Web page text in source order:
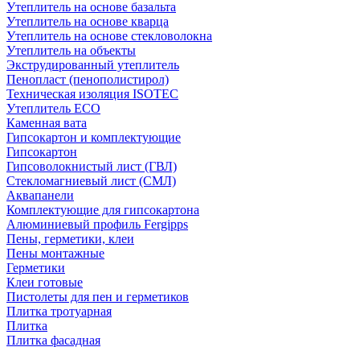
Утеплитель на основе базальта
Утеплитель на основе кварца
Утеплитель на основе стекловолокна
Утеплитель на объекты
Экструдированный утеплитель
Пенопласт (пенополистирол)
Техническая изоляция ISOTEC
Утеплитель ECO
Каменная вата
Гипсокартон и комплектующие
Гипсокартон
Гипсоволокнистый лист (ГВЛ)
Стекломагниевый лист (СМЛ)
Аквапанели
Комплектующие для гипсокартона
Алюминиевый профиль Fergipps
Пены, герметики, клеи
Пены монтажные
Герметики
Клеи готовые
Пистолеты для пен и герметиков
Плитка тротуарная
Плитка
Плитка фасадная